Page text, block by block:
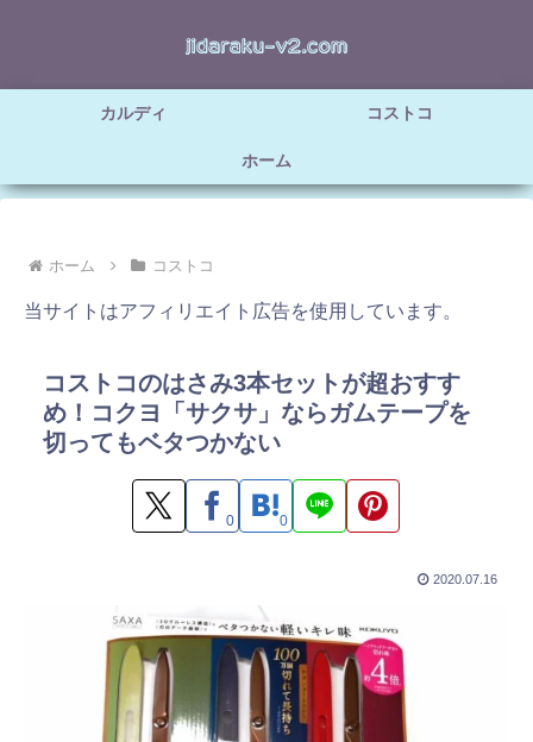
カルディ コストコ
ホーム
ホーム コストコ
当サイトはアフィリエイト広告を使用しています。
コストコのはさみ3本セットが超おすす
め！コクヨ「サクサ」ならガムテープを
切ってもベタつかない
0 0
2020.07.16